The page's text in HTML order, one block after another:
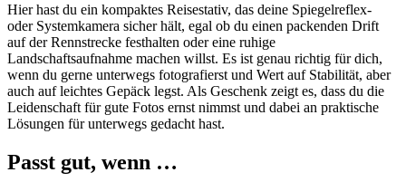
Hier hast du ein kompaktes Reisestativ, das deine Spiegelreflex-
oder Systemkamera sicher hält, egal ob du einen packenden Drift
auf der Rennstrecke festhalten oder eine ruhige
Landschaftsaufnahme machen willst. Es ist genau richtig für dich,
wenn du gerne unterwegs fotografierst und Wert auf Stabilität, aber
auch auf leichtes Gepäck legst. Als Geschenk zeigt es, dass du die
Leidenschaft für gute Fotos ernst nimmst und dabei an praktische
Lösungen für unterwegs gedacht hast.
Passt gut, wenn …